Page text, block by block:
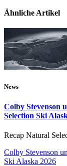
Ähnliche Artikel
News
Colby Stevenson
Selection Ski
Recap Natural
Colby Stevenson
Ski Alaska 2026